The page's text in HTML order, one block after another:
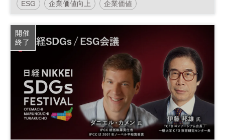
ESG 企業価値向上 企業価値
開催
終了